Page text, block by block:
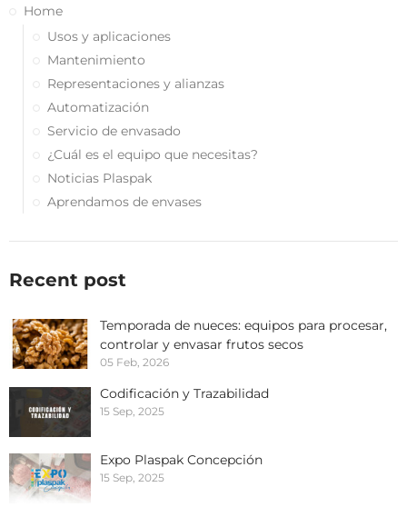
Home
Usos y aplicaciones
Mantenimiento
Representaciones y alianzas
Automatización
Servicio de envasado
¿Cuál es el equipo que necesitas?
Noticias Plaspak
Aprendamos de envases
Recent post
Temporada de nueces: equipos para procesar,
controlar y envasar frutos secos
05 Feb, 2026
Codificación y Trazabilidad
15 Sep, 2025
Expo Plaspak Concepción
15 Sep, 2025